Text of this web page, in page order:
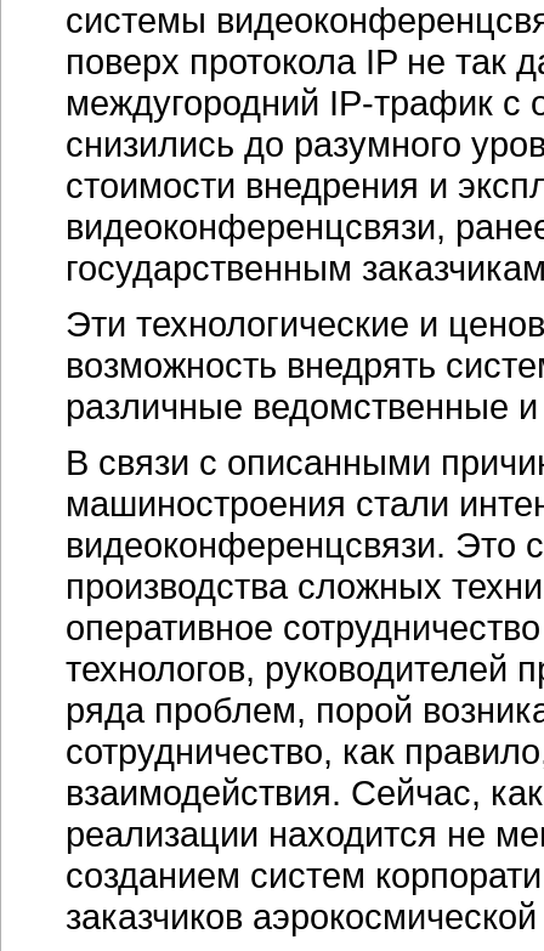
системы
поверх протокола IP не так
междугородний IP-трафик с
снизились до разумного
стоимости внедрения и
видеоконференцсвязи,
государственным
Эти технологические и
возможность внедрять
различные ведомственные
В связи с описанными
машиностроения стали
видеоконференцсвязи. Это
производства сложных
оперативное
технологов, руководителей
ряда проблем, порой
сотрудничество, как
взаимодействия. Сейчас,
реализации находится не
созданием систем
заказчиков